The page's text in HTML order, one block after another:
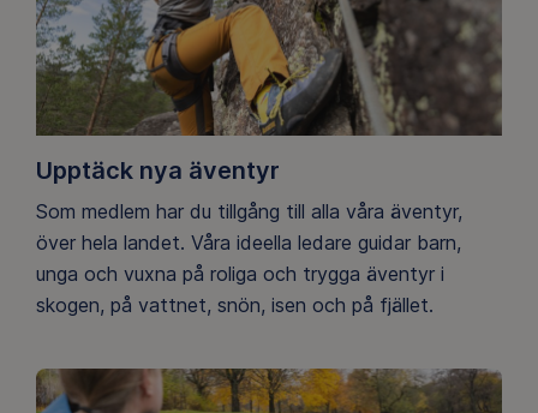
Upptäck nya äventyr
Som medlem har du tillgång till alla våra äventyr,
över hela landet. Våra ideella ledare guidar barn,
unga och vuxna på roliga och trygga äventyr i
skogen, på vattnet, snön, isen och på fjället.